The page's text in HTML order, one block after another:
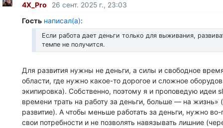
4X_Pro
26 сент. 2025 г., 23:03
Гость написал(а):
Если работа дает деньги только для выживания,
темпе не получится.
Для развития нужны не деньги, а силы и свободное
области, где нужно какое-то дорогое и сложное
экипировка). Собственно, поэтому я и проповедую идеи
времени трать на работу за деньги, больше — на жизнь»
развитие). А чтобы меньше работать за деньги, нужно
свои потребности и не позволять навязывать лишние